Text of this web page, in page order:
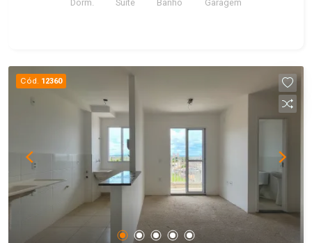
vidro nos dois banheiros * 01 vaga de garagem
proporcionando praticidade e comodidade no dia
a dia. Ideal para quem busca conforto,
funcionalidade e ótima localização.
Dorm. Suite Banho Garagem
Cód. 12360